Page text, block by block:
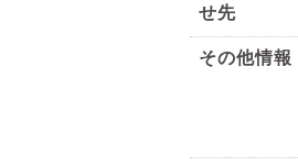
せ先
その他情報